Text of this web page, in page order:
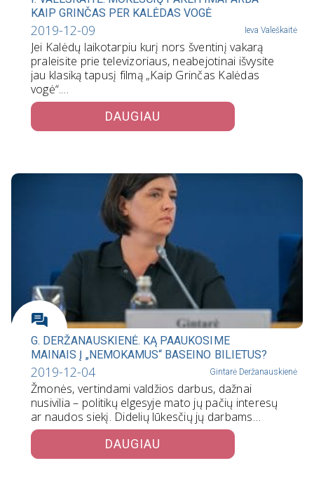
KAIP GRINČAS PER KALĖDAS VOGĖ
2019-12-09 Ieva Valeškaitė
Jei Kalėdų laikotarpiu kurį nors šventinį vakarą
praleisite prie televizoriaus, neabejotinai išvysite
jau klasiką tapusį filmą „Kaip Grinčas Kalėdas
vogė“.…
DAUGIAU
G. DERŽANAUSKIENĖ. KĄ PAAUKOSIME
MAINAIS Į „NEMOKAMUS“ BASEINO BILIETUS?
2019-12-04 Gintarė Deržanauskienė
Žmonės, vertindami valdžios darbus, dažnai
nusivilia – politikų elgesyje mato jų pačių interesų
ar naudos siekį. Didelių lūkesčių jų darbams…
DAUGIAU